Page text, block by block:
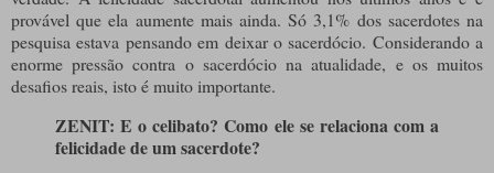
provável que ela aumente mais ainda. Só 3,1% dos sacerdotes na
pesquisa estava pensando em deixar o sacerdócio. Considerando a
enorme pressão contra o sacerdócio na atualidade, e os muitos
desafios reais, isto é muito importante.
ZENIT: E o celibato? Como ele se relaciona com a
felicidade de um sacerdote?